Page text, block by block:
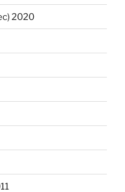
2020